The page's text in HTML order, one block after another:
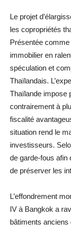
Le projet
les copropriétés
Présentée
immobilier en
spéculation et
Thaïlandais.
Thaïlande impose
contrairement à
fiscalité
situation rend le
investisseurs.
de garde-fous afin
de préserver les
L’effondrement
IV à Bangkok a
bâtiments anciens